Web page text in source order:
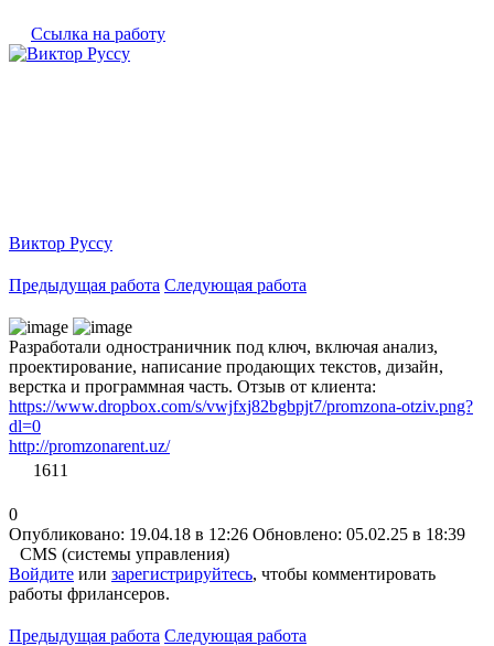
Ссылка на работу
Виктор Руссу
Предыдущая работа Следующая работа
Разработали одностраничник под ключ, включая анализ,
проектирование, написание продающих текстов, дизайн,
верстка и программная часть. Отзыв от клиента:
https://www.dropbox.com/s/vwjfxj82bgbpjt7/promzona-otziv.png?
dl=0
http://promzonarent.uz/
1611
0
Опубликовано: 19.04.18 в 12:26 Обновлено: 05.02.25 в 18:39
CMS (системы управления)
Войдите или зарегистрируйтесь, чтобы комментировать
работы фрилансеров.
Предыдущая работа Следующая работа